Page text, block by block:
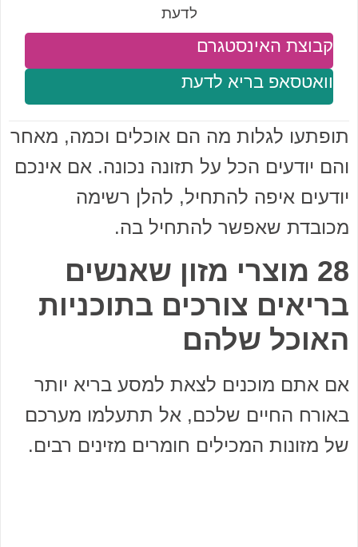
לדעת
וואטסאפ בריא לדעת
קבוצת האינסטגרם
תופתעו לגלות מה הם אוכלים וכמה, מאחר
והם יודעים הכל על תזונה נכונה. אם אינכם
יודעים איפה להתחיל, להלן רשימה
מכובדת שאפשר להתחיל בה.
28 מוצרי מזון שאנשים
בריאים צורכים בתוכניות
האוכל שלהם
אם אתם מוכנים לצאת למסע בריא יותר
באורח החיים שלכם, אל תתעלמו מערכם
של מזונות המכילים חומרים מזינים רבים.